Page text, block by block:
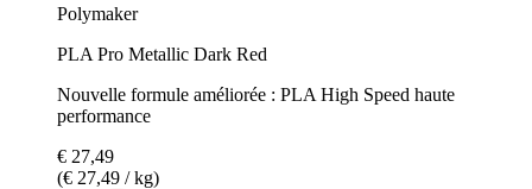
Polymaker
PLA Pro Metallic Dark Red
Nouvelle formule améliorée : PLA High Speed haute
performance
€ 27,49
(€ 27,49 / kg)